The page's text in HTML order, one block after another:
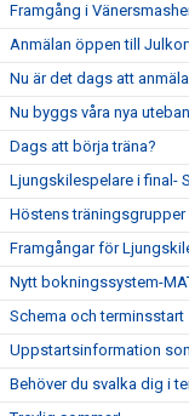
Framgång i
Anmälan öppen till
Nu är det dags att
Nu byggs våra nya
Dags att börja träna?
Ljungskilespelare i final-
Höstens
Framgångar för
Nytt bokningssystem-
Schema och terminsstart
Uppstartsinformation
Behöver du svalka dig i